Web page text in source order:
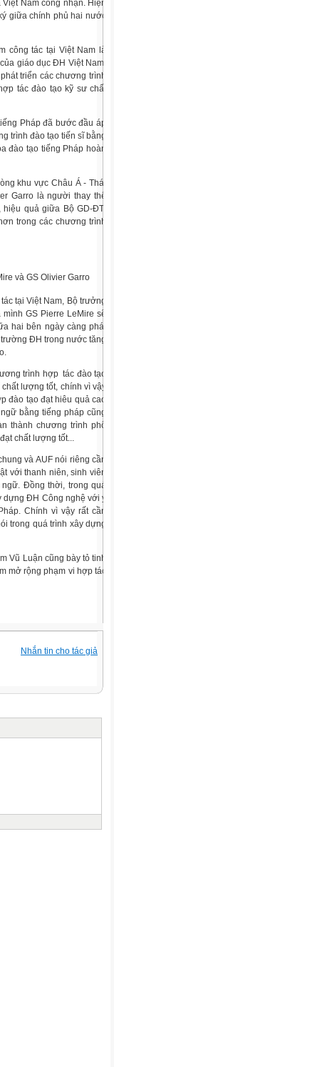
Nam công nhận. Hiện
giữa chính phủ hai nước
công tác tại Việt Nam là
giáo dục ĐH Việt Nam.
triển các chương trình
tác đào tạo kỹ sư chất
Pháp đã bước đầu áp
trình đào tạo tiến sĩ bằng
đào tạo tiếng Pháp hoàn
khu vực Châu Á - Thái
Garro là người thay thế
quả giữa Bộ GD-ĐT
trong các chương trình
và GS Olivier Garro
tại Việt Nam, Bộ trưởng
GS Pierre LeMire sẽ
hai bên ngày càng phát
ĐH trong nước tăng
trình hợp tác đào tạo
lượng tốt, chính vì vậy
đào tạo đạt hiêu quả cao
bằng tiếng pháp cũng
thành chương trình phổ
chất lượng tốt...
và AUF nói riêng cần
với thanh niên, sinh viên
Đồng thời, trong quá
dựng ĐH Công nghệ với ý
Chính vì vậy rất cần
trong quá trình xây dựng
Vũ Luận cũng bày tỏ tinh
mở rộng phạm vi hợp tác
Nhắn tin cho tác giả